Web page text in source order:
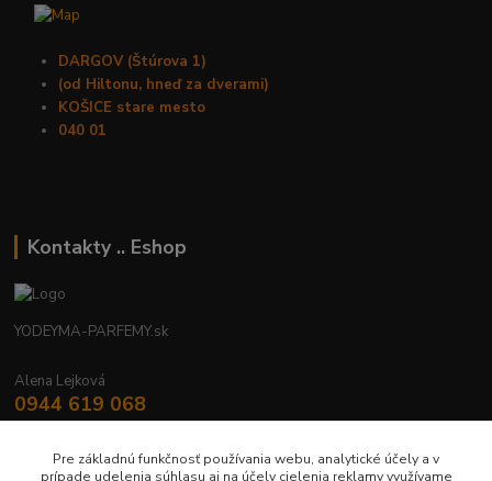
DARGOV (Štúrova 1)
(od Hiltonu, hneď za dverami)
KOŠICE stare mesto
040 01
Kontakty .. Eshop
YODEYMA-PARFEMY.sk
Alena Lejková
0944 619 068
Nonstop
yodeyma.parfemy@gmail.com
Pre základnú funkčnosť používania webu, analytické účely a v
prípade udelenia súhlasu aj na účely cielenia reklamy využívame